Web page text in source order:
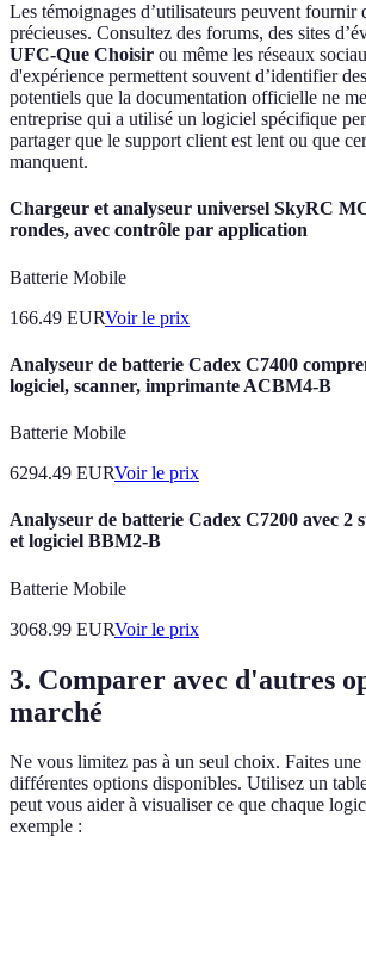
Les témoignages d’utilisateurs peuvent fournir
précieuses. Consultez des forums, des sites
UFC-Que Choisir ou même les réseaux
d'expérience permettent souvent d’identifier
potentiels que la documentation officielle ne
entreprise qui a utilisé un logiciel spécifique
partager que le support client est lent ou que
manquent.
Chargeur et analyseur universel SkyRC
rondes, avec contrôle par application
Batterie Mobile
166.49 EURVoir le prix
Analyseur de batterie Cadex C7400
logiciel, scanner, imprimante ACBM4-B
Batterie Mobile
6294.49 EURVoir le prix
Analyseur de batterie Cadex C7200 avec 2
et logiciel BBM2-B
Batterie Mobile
3068.99 EURVoir le prix
3. Comparer avec d'autres
marché
Ne vous limitez pas à un seul choix. Faites une
différentes options disponibles. Utilisez un
peut vous aider à visualiser ce que chaque
exemple :